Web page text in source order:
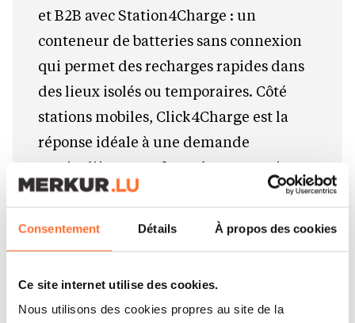
Consentement Détails À propos des cookies
Ce site internet utilise des cookies.
Nous utilisons des cookies propres au site de la
et B2B avec Station4Charge : un
conteneur de batteries sans connexion
qui permet des recharges rapides dans
des lieux isolés ou temporaires. Côté
stations mobiles, Click4Charge est la
réponse idéale à une demande
particulièrement forte des entreprises.
Comment le marché et
l’environnement réglementaire
Le nombre de véhicules électriques